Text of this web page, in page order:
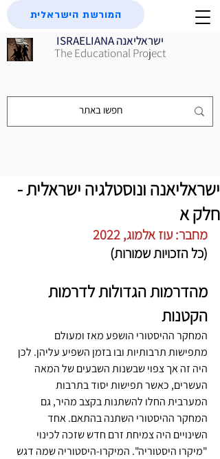
ISRAELIANA ישראליאנה
The Educational Project
המורשת הישראלית
ישראליאנה ונוסטלגיה ישראלית -
חלק א
מחבר: עוז אלמוג, 2022
(כל הזכויות שמורות)
מהדרמות הגדולות לדרמות
הקטנות
המחקר ההיסטורי הושפע מאז ומעולם
מתפישות תרבותיות ובו בזמן השפיע עליהן. לכן
היה זה אך צפוי שבשנות השבעים של המאה
העשרים, כאשר תפישות יסוד בתרבות
המערבית החלו להשתנות בקצב מהיר, גם
המחקר ההיסטורי השתנה בהתאם. אחד
השינויים היה צמיחת זרם חדש שזכה לכינוי
"מיקרו היסטוריה". המיקרו-היסטוריה שמה דגש